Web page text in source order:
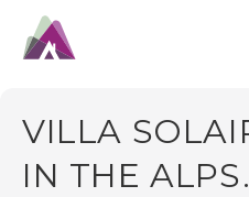
VILLA
IN THE